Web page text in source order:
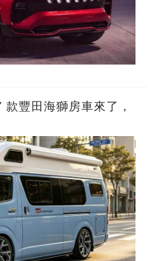
豐田海獅房車來了，